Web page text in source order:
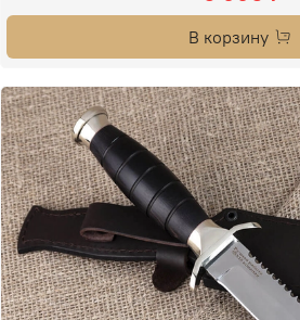
В корзину